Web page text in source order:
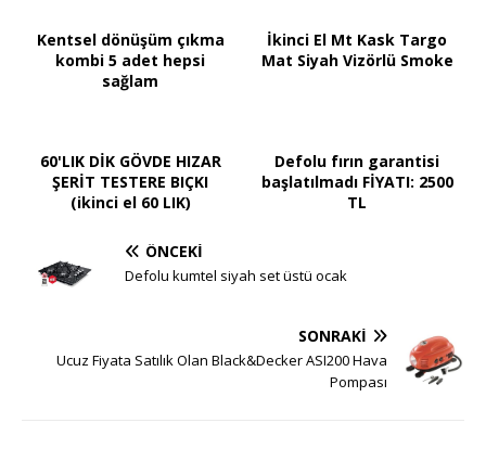
Kentsel dönüşüm çıkma
kombi 5 adet hepsi
sağlam
İkinci El Mt Kask Targo
Mat Siyah Vizörlü Smoke
60'LIK DİK GÖVDE HIZAR
ŞERİT TESTERE BIÇKI
(ikinci el 60 LIK)
Defolu fırın garantisi
başlatılmadı FİYATI: 2500
TL
ÖNCEKI
Defolu kumtel siyah set üstü ocak
SONRAKI
Ucuz Fiyata Satılık Olan Black&Decker ASI200 Hava
Pompası